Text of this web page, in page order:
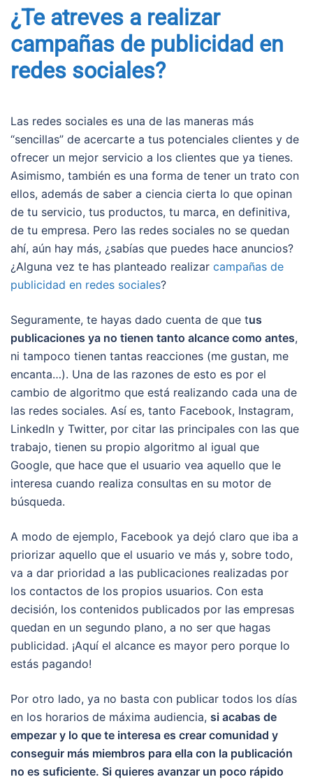
¿Te atreves a realizar
campañas de publicidad en
redes sociales?
Las redes sociales es una de las maneras más
“sencillas” de acercarte a tus potenciales clientes y de
ofrecer un mejor servicio a los clientes que ya tienes.
Asimismo, también es una forma de tener un trato con
ellos, además de saber a ciencia cierta lo que opinan
de tu servicio, tus productos, tu marca, en definitiva,
de tu empresa. Pero las redes sociales no se quedan
ahí, aún hay más, ¿sabías que puedes hace anuncios?
¿Alguna vez te has planteado realizar campañas de
publicidad en redes sociales?
Seguramente, te hayas dado cuenta de que tus
publicaciones ya no tienen tanto alcance como antes,
ni tampoco tienen tantas reacciones (me gustan, me
encanta…). Una de las razones de esto es por el
cambio de algoritmo que está realizando cada una de
las redes sociales. Así es, tanto Facebook, Instagram,
LinkedIn y Twitter, por citar las principales con las que
trabajo, tienen su propio algoritmo al igual que
Google, que hace que el usuario vea aquello que le
interesa cuando realiza consultas en su motor de
búsqueda.
A modo de ejemplo, Facebook ya dejó claro que iba a
priorizar aquello que el usuario ve más y, sobre todo,
va a dar prioridad a las publicaciones realizadas por
los contactos de los propios usuarios. Con esta
decisión, los contenidos publicados por las empresas
quedan en un segundo plano, a no ser que hagas
publicidad. ¡Aquí el alcance es mayor pero porque lo
estás pagando!
Por otro lado, ya no basta con publicar todos los días
en los horarios de máxima audiencia, si acabas de
empezar y lo que te interesa es crear comunidad y
conseguir más miembros para ella con la publicación
no es suficiente. Si quieres avanzar un poco rápido